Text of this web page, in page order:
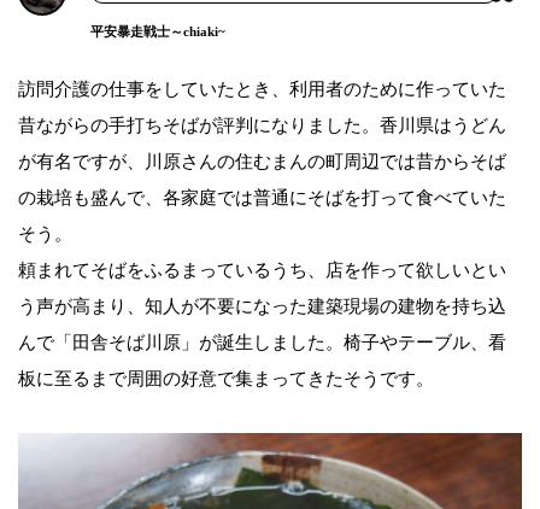
平安暴走戦士～chiaki~
訪問介護の仕事をしていたとき、利用者のために作っていた
昔ながらの手打ちそばが評判になりました。香川県はうどん
が有名ですが、川原さんの住むまんの町周辺では昔からそば
の栽培も盛んで、各家庭では普通にそばを打って食べていた
そう。
頼まれてそばをふるまっているうち、店を作って欲しいとい
う声が高まり、知人が不要になった建築現場の建物を持ち込
んで「田舎そば川原」が誕生しました。椅子やテーブル、看
板に至るまで周囲の好意で集まってきたそうです。